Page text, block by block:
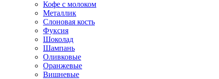
Кофе с молоком
Металлик
Слоновая кость
Фуксия
Шоколад
Шампань
Оливковые
Оранжевые
Вишневые